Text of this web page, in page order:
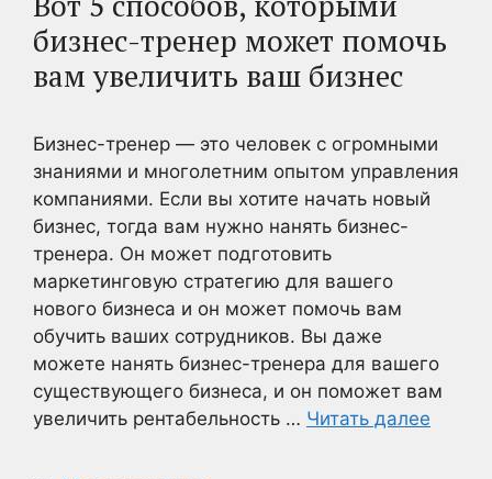
бизнес-тренер может помочь
вам увеличить ваш бизнес
Бизнес-тренер — это человек с огромными
знаниями и многолетним опытом управления
компаниями. Если вы хотите начать новый
бизнес, тогда вам нужно нанять бизнес-
тренера. Он может подготовить
маркетинговую стратегию для вашего
нового бизнеса и он может помочь вам
обучить ваших сотрудников. Вы даже
можете нанять бизнес-тренера для вашего
существующего бизнеса, и он поможет вам
увеличить рентабельность … Читать далее